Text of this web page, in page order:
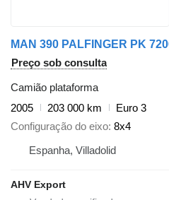
MAN 390 PALFINGER PK
Preço sob consulta
Camião plataforma
2005
203 000 km
Euro 3
Configuração do eixo 8x4
Espanha, Villadolid
AHV Export